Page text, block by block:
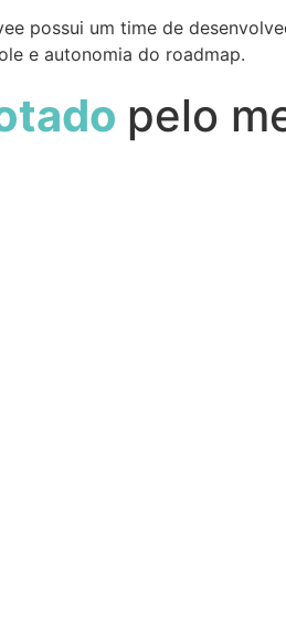
possui um time de
e autonomia do roadmap.
pelo